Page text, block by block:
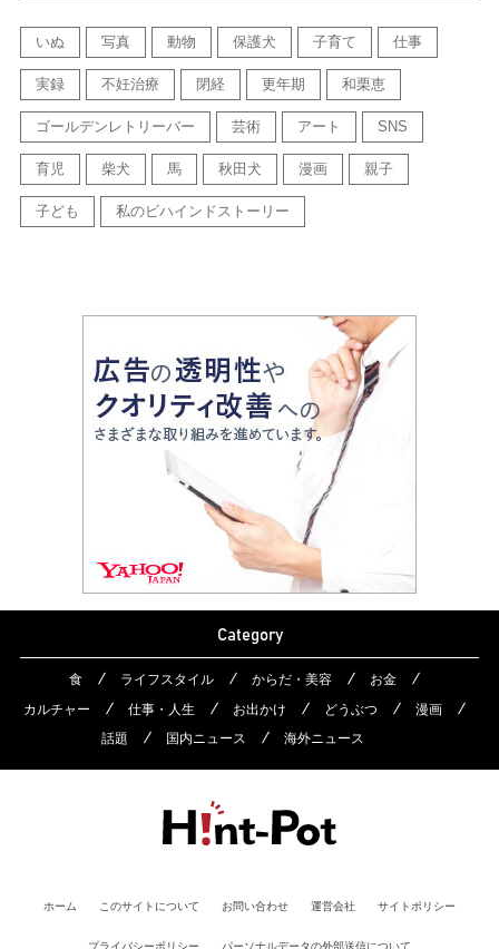
いぬ 写真 動物 保護犬 子育て 仕事
実録 不妊治療 閉経 更年期 和栗恵
ゴールデンレトリーバー 芸術 アート SNS
育児 柴犬 馬 秋田犬 漫画 親子
子ども 私のビハインドストーリー
Category
食 ライフスタイル からだ・美容
お金
カルチャー
仕事・人生 お出かけ どうぶつ
漫画
話題
国内ニュース 海外ニュース
ホーム このサイトについて お問い合わせ 運営会社 サイトポリシー